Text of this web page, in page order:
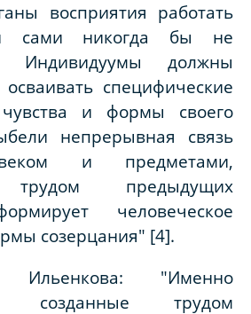
восприятия работать
сами никогда бы не
Индивидуумы должны
специфические
чувства и формы своего
непрерывная связь
и предметами,
трудом предыдущих
человеческое
созерцания" [4].
"Именно
созданные трудом